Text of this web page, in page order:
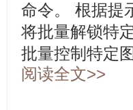
命令。 根据提
将批量解锁特
批量控制特定
阅读全文>>